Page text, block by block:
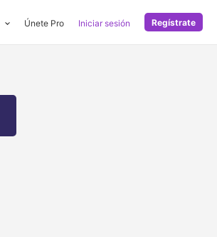
Únete Pro Iniciar sesión Regístrate